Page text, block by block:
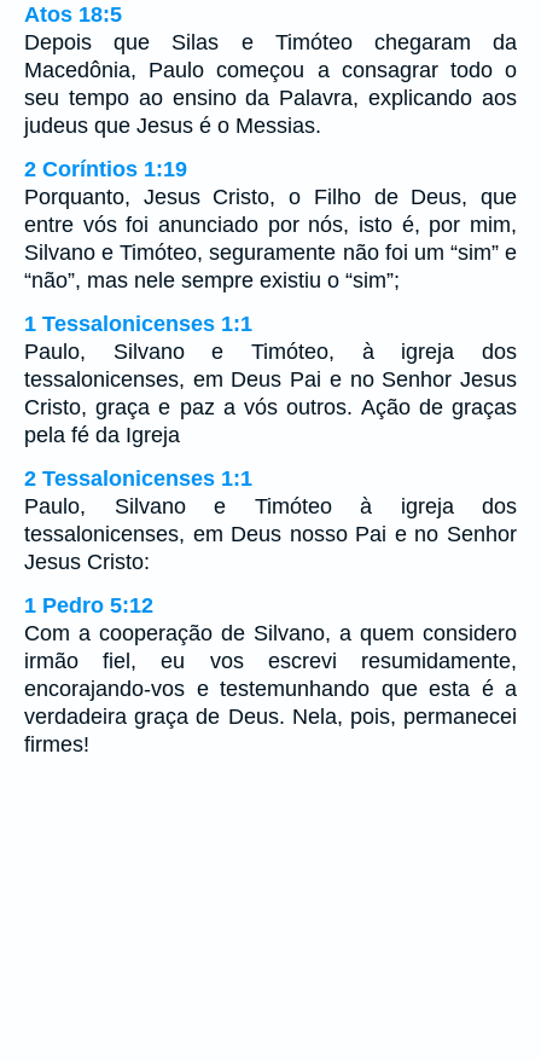
Atos 18:5
Depois que Silas e Timóteo chegaram da
Macedônia, Paulo começou a consagrar todo o
seu tempo ao ensino da Palavra, explicando aos
judeus que Jesus é o Messias.
2 Coríntios 1:19
Porquanto, Jesus Cristo, o Filho de Deus, que
entre vós foi anunciado por nós, isto é, por mim,
Silvano e Timóteo, seguramente não foi um “sim” e
“não”, mas nele sempre existiu o “sim”;
1 Tessalonicenses 1:1
Paulo, Silvano e Timóteo, à igreja dos
tessalonicenses, em Deus Pai e no Senhor Jesus
Cristo, graça e paz a vós outros. Ação de graças
pela fé da Igreja
2 Tessalonicenses 1:1
Paulo, Silvano e Timóteo à igreja dos
tessalonicenses, em Deus nosso Pai e no Senhor
Jesus Cristo:
1 Pedro 5:12
Com a cooperação de Silvano, a quem considero
irmão fiel, eu vos escrevi resumidamente,
encorajando-vos e testemunhando que esta é a
verdadeira graça de Deus. Nela, pois, permanecei
firmes!